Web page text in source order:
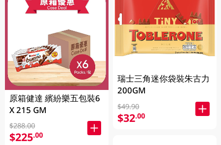
原箱健達 繽紛樂五包裝6
X 215 GM
$288.00
$225.00
瑞士三角迷你袋裝朱古力
200GM
$49.90
$32.00